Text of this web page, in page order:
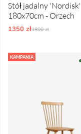
Stół jadalny 'Nordisk'
180x70cm - Orzech
1350 złOrdynarne ceny:
1800 zł
KAMPANIA